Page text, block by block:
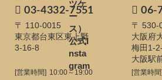
03-4332-7551
〒 110-0015
東京都台東区東上野
3-16-8
[営業時間] 10:00～19:00
06-
〒 530-
大阪府
梅田1-
大阪駅
[営業時間]